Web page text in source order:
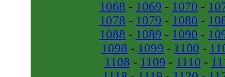
1068 - 1069 - 1070 -
1078 - 1079 - 1080 -
1088 - 1089 - 1090 -
1098 - 1099 - 1100 -
1108 - 1109 - 1110 -